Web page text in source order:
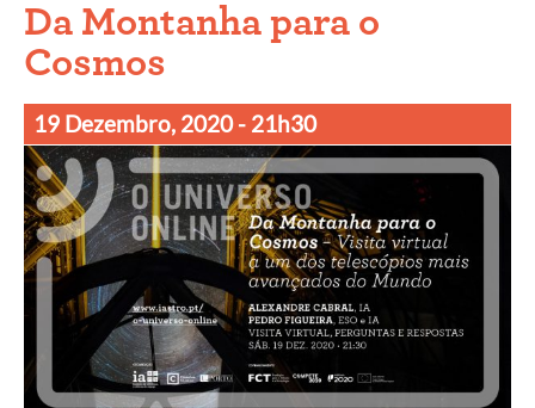
Da Montanha para o
Cosmos
19 Dezembro, 2020- 21h30